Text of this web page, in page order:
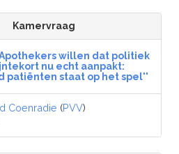
Kamervraag
willen dat politiek
nu echt aanpakt:
patiënten staat op het spel''
Coenradie (PVV)